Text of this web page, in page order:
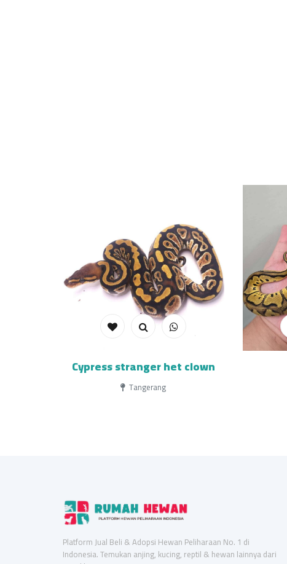
Cypress stranger het clown
Tangerang
Platform Jual Beli & Adopsi Hewan Peliharaan No. 1 di
Indonesia. Temukan anjing, kucing, reptil & hewan lainnya dari